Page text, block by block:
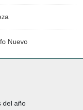
Nuevo
del año